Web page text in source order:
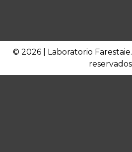
© 2026 | Laboratorio